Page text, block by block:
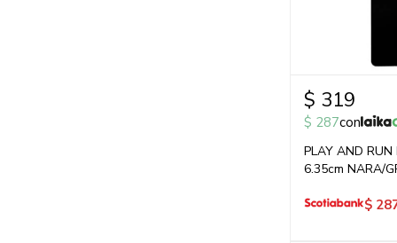
$ 319
$ 287con
PLAY AND RUN
6.35cm NARA/
$